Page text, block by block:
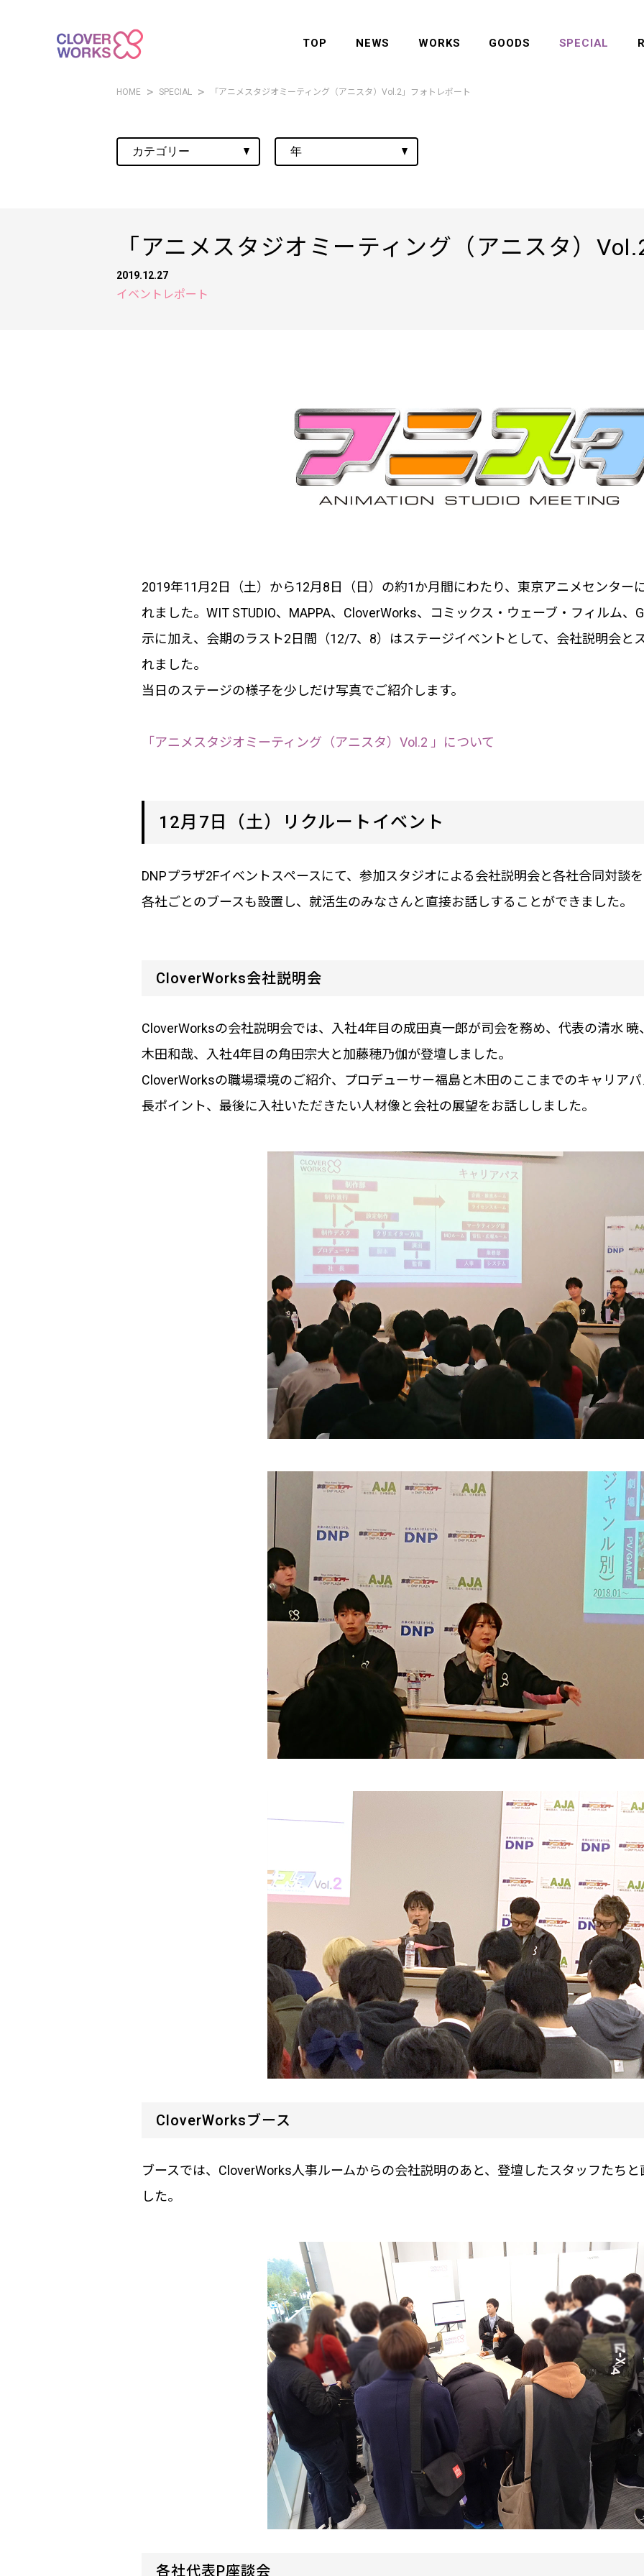
TOP NEWS WORKS GOODS SPECIAL
HOME SPECIAL 「アニメスタジオミーティング（アニスタ）Vol.2」フォトレポート
「アニメスタジオミーティング（アニスタ）
2019.12.27
イベントレポート
2019年11月2日（土）から12月8日（日）の約1か月間にわたり、東京アニメセンター
れました。WIT STUDIO、MAPPA、CloverWorks、コミックス・ウェーブ・フィルム、
示に加え、会期のラスト2日間（12/7、8）はステージイベントとして、 会社説明会と
れました。
当日のステージの様子を少しだけ写真でご紹介します。
「アニメスタジオミーティング（アニスタ）Vol.2 」について
12月7日（土）リクルートイベント
DNPプラザ2Fイベントスペースにて、参加スタジオによる会社説明会と各社合同対談を
各社ごとのブースも設置し、就活生のみなさんと直接お話しすることができました。
CloverWorks会社説明会
CloverWorksの会社説明会では、入社4年目の成田真一郎が司会を務め、代表の清水
木田和哉、入社4年目の角田宗大と加藤穂乃伽が登壇しました。
CloverWorksの職場環境のご紹介、プロデューサー福島と木田のここまでのキャリア
長ポイント、最後に入社いただきたい人材像と会社の展望をお話ししました。
CloverWorksブース
ブースでは、CloverWorks人事ルームからの会社説明のあと、登壇したスタッフたち
した。
各社代表P座談会